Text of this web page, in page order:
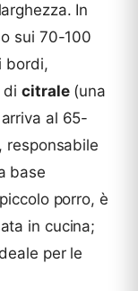
In
sui 70-100
bordi,
dicitrale(una
al 65-
responsabile
base
porro, è
in cucina;
per le